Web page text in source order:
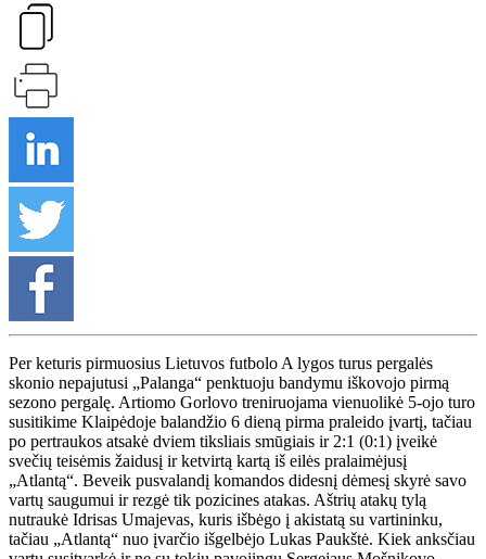
Per keturis pirmuosius Lietuvos futbolo A lygos turus pergalės
skonio nepajutusi „Palanga“ penktuoju bandymu iškovojo pirmą
sezono pergalę. Artiomo Gorlovo treniruojama vienuolikė 5-ojo turo
susitikime Klaipėdoje balandžio 6 dieną pirma praleido įvartį, tačiau
po pertraukos atsakė dviem tiksliais smūgiais ir 2:1 (0:1) įveikė
svečių teisėmis žaidusį ir ketvirtą kartą iš eilės pralaimėjusį
„Atlantą“. Beveik pusvalandį komandos didesnį dėmesį skyrė savo
vartų saugumui ir rezgė tik pozicines atakas. Aštrių atakų tylą
nutraukė Idrisas Umajevas, kuris išbėgo į akistatą su vartininku,
tačiau „Atlantą“ nuo įvarčio išgelbėjo Lukas Paukštė. Kiek anksčiau